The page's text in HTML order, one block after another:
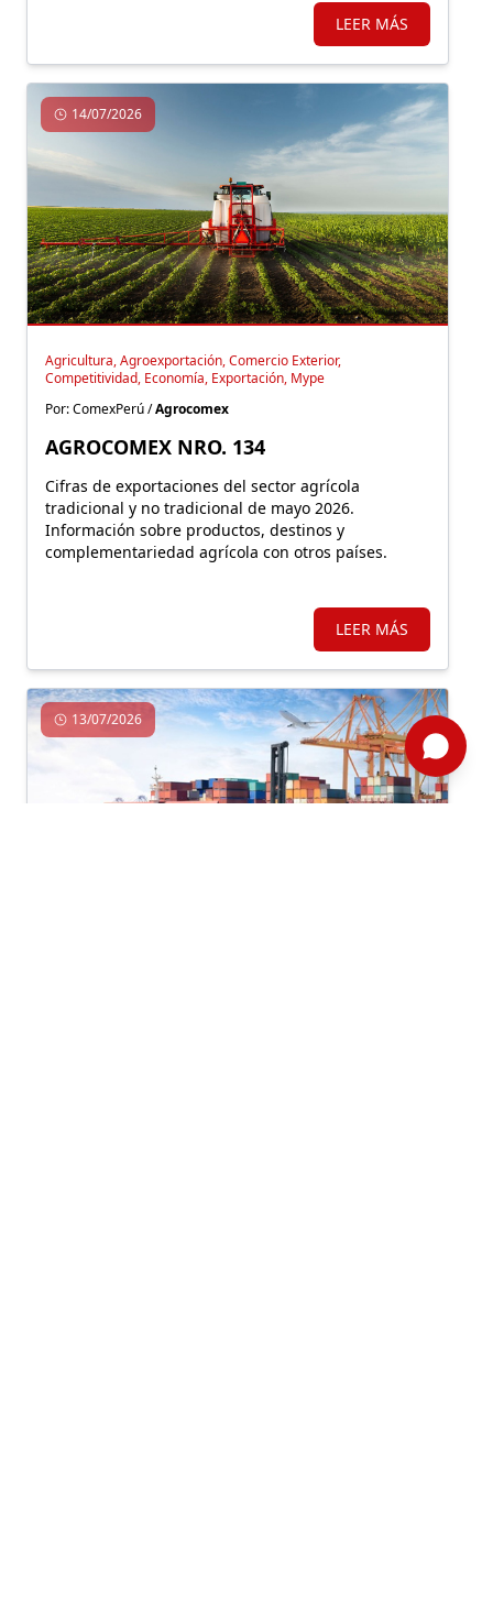
que impulsen una nueva formalidad.
LEER MÁS
14/07/2026
Agricultura, Agroexportación, Comercio Exterior,
Competitividad, Economía, Exportación, Mype
Por: ComexPerú /Agrocomex
AGROCOMEX NRO. 134
Cifras de exportaciones del sector agrícola
tradicional y no tradicional de mayo 2026.
Información sobre productos, destinos y
complementariedad agrícola con otros países.
LEER MÁS
13/07/2026